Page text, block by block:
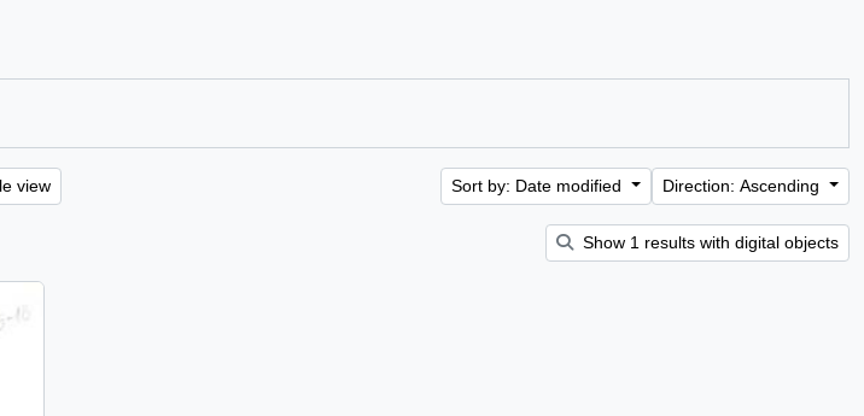
view Sort by: Date modified Direction: Ascending
Show 1 results with digital objects